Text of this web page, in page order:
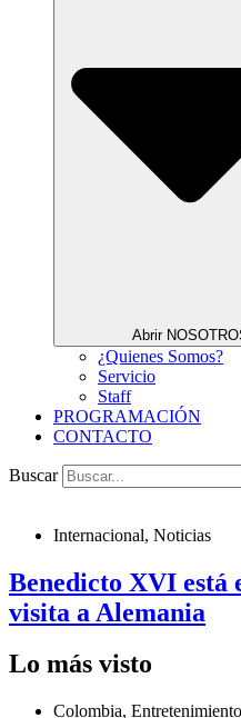
Abrir
¿Quienes Somos?
Servicio
Staff
PROGRAMACIÓN
CONTACTO
Buscar
Internacional, Noticias
Benedicto XVI está
visita a Alemania
Lo más visto
Colombia, Entretenimiento